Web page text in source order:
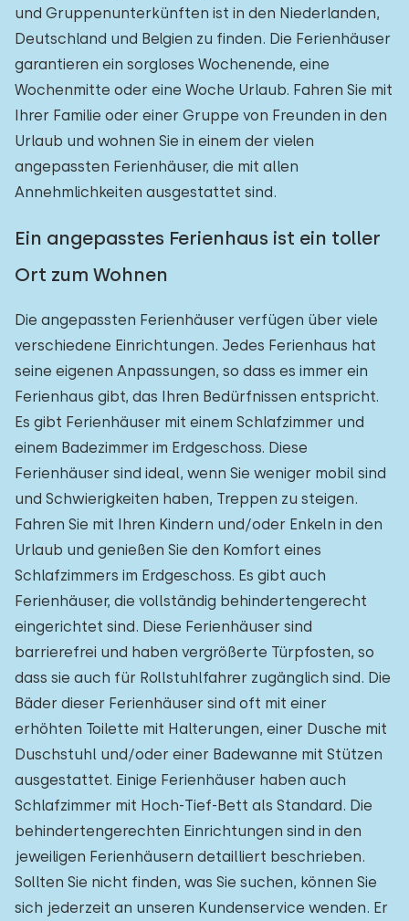
und Gruppenunterkünften ist in den Niederlanden,
Deutschland und Belgien zu finden. Die Ferienhäuser
garantieren ein sorgloses Wochenende, eine
Wochenmitte oder eine Woche Urlaub. Fahren Sie mit
Ihrer Familie oder einer Gruppe von Freunden in den
Urlaub und wohnen Sie in einem der vielen
angepassten Ferienhäuser, die mit allen
Annehmlichkeiten ausgestattet sind.
Ein angepasstes Ferienhaus ist ein toller
Ort zum Wohnen
Die angepassten Ferienhäuser verfügen über viele
verschiedene Einrichtungen. Jedes Ferienhaus hat
seine eigenen Anpassungen, so dass es immer ein
Ferienhaus gibt, das Ihren Bedürfnissen entspricht.
Es gibt Ferienhäuser mit einem Schlafzimmer und
einem Badezimmer im Erdgeschoss. Diese
Ferienhäuser sind ideal, wenn Sie weniger mobil sind
und Schwierigkeiten haben, Treppen zu steigen.
Fahren Sie mit Ihren Kindern und/oder Enkeln in den
Urlaub und genießen Sie den Komfort eines
Schlafzimmers im Erdgeschoss. Es gibt auch
Ferienhäuser, die vollständig behindertengerecht
eingerichtet sind. Diese Ferienhäuser sind
barrierefrei und haben vergrößerte Türpfosten, so
dass sie auch für Rollstuhlfahrer zugänglich sind. Die
Bäder dieser Ferienhäuser sind oft mit einer
erhöhten Toilette mit Halterungen, einer Dusche mit
Duschstuhl und/oder einer Badewanne mit Stützen
ausgestattet. Einige Ferienhäuser haben auch
Schlafzimmer mit Hoch-Tief-Bett als Standard. Die
behindertengerechten Einrichtungen sind in den
jeweiligen Ferienhäusern detailliert beschrieben.
Sollten Sie nicht finden, was Sie suchen, können Sie
sich jederzeit an unseren Kundenservice wenden. Er